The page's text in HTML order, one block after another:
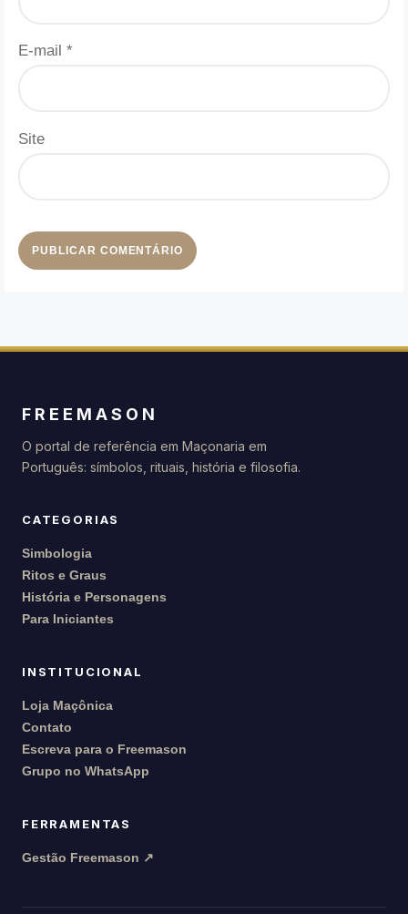
E-mail *
Site
FREEMASON
O portal de referência em Maçonaria em
Português: símbolos, rituais, história e filosofia.
CATEGORIAS
Simbologia
Ritos e Graus
História e Personagens
Para Iniciantes
INSTITUCIONAL
Loja Maçônica
Contato
Escreva para o Freemason
Grupo no WhatsApp
FERRAMENTAS
Gestão Freemason ↗